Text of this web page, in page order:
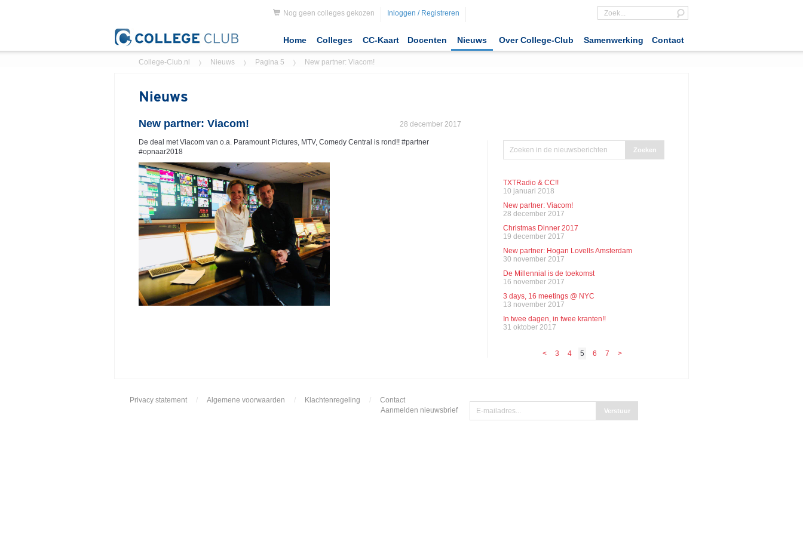
Nog geen colleges gekozen Inloggen / Registreren
Home Colleges CC-Kaart Docenten Nieuws Over College-Club Samenwerking Contact
College-Club.nl Nieuws Pagina 5 New partner: Viacom!
Nieuws
New partner: Viacom! 28 december 2017
De deal met Viacom van o.a. Paramount Pictures, MTV, Comedy Central is rond!! #partner
#opnaar2018
TXTRadio & CC!!
10 januari 2018
New partner: Viacom!
28 december 2017
Christmas Dinner 2017
19 december 2017
New partner: Hogan Lovells Amsterdam
30 november 2017
De Millennial is de toekomst
16 november 2017
3 days, 16 meetings @ NYC
13 november 2017
In twee dagen, in twee kranten!!
31 oktober 2017
< 3 4 5 6 7 >
Privacy statement / Algemene voorwaarden / Klachtenregeling /
Contact
Aanmelden nieuwsbrief